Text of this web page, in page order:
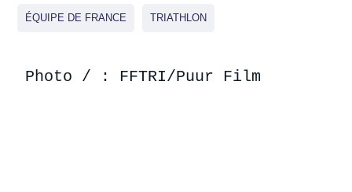
ÉQUIPE DE FRANCE TRIATHLON
Photo / : FFTRI/Puur Film